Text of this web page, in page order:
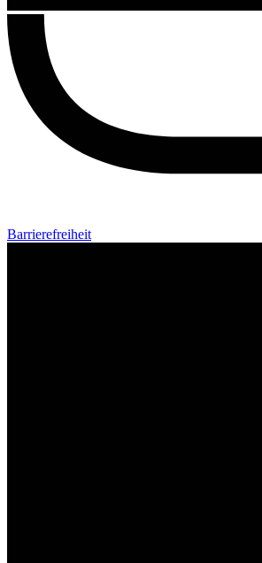
Barrierefreiheit